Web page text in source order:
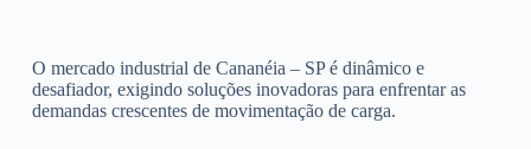
d
o
O mercado industrial de Cananéia – SP é dinâmico e
desafiador, exigindo soluções inovadoras para enfrentar as
demandas crescentes de movimentação de carga.